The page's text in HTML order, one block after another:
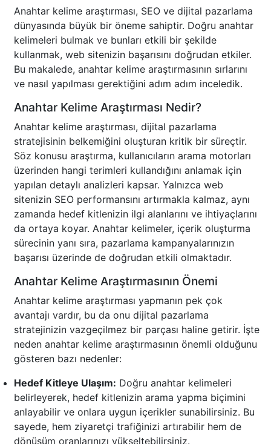
Anahtar kelime araştırması, SEO ve dijital pazarlama
dünyasında büyük bir öneme sahiptir. Doğru anahtar
kelimeleri bulmak ve bunları etkili bir şekilde
kullanmak, web sitenizin başarısını doğrudan etkiler.
Bu makalede, anahtar kelime araştırmasının sırlarını
ve nasıl yapılması gerektiğini adım adım inceledik.
Anahtar Kelime Araştırması Nedir?
Anahtar kelime araştırması, dijital pazarlama
stratejisinin belkemiğini oluşturan kritik bir süreçtir.
Söz konusu araştırma, kullanıcıların arama motorları
üzerinden hangi terimleri kullandığını anlamak için
yapılan detaylı analizleri kapsar. Yalnızca web
sitenizin SEO performansını artırmakla kalmaz, aynı
zamanda hedef kitlenizin ilgi alanlarını ve ihtiyaçlarını
da ortaya koyar. Anahtar kelimeler, içerik oluşturma
sürecinin yanı sıra, pazarlama kampanyalarınızın
başarısı üzerinde de doğrudan etkili olmaktadır.
Anahtar Kelime Araştırmasının Önemi
Anahtar kelime araştırması yapmanın pek çok
avantajı vardır, bu da onu dijital pazarlama
stratejinizin vazgeçilmez bir parçası haline getirir. İşte
neden anahtar kelime araştırmasının önemli olduğunu
gösteren bazı nedenler:
Hedef Kitleye Ulaşım: Doğru anahtar kelimeleri
belirleyerek, hedef kitlenizin arama yapma biçimini
anlayabilir ve onlara uygun içerikler sunabilirsiniz. Bu
sayede, hem ziyaretçi trafiğinizi artırabilir hem de
dönüşüm oranlarınızı yükseltebilirsiniz.